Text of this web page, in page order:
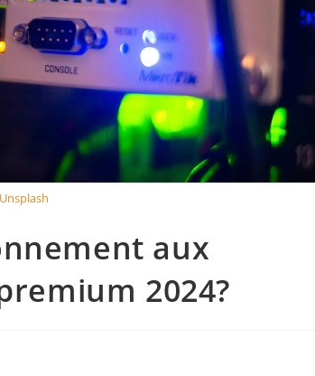
Unsplash
aux
2024?